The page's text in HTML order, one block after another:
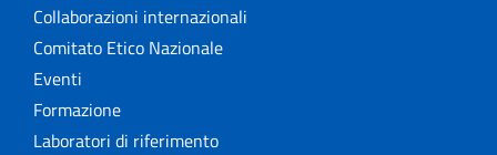
Collaborazioni internazionali
Comitato Etico Nazionale
Eventi
Formazione
Laboratori di riferimento